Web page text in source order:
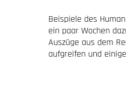
Beispiele des
ein paar Wochen
Auszüge aus dem
aufgreifen und